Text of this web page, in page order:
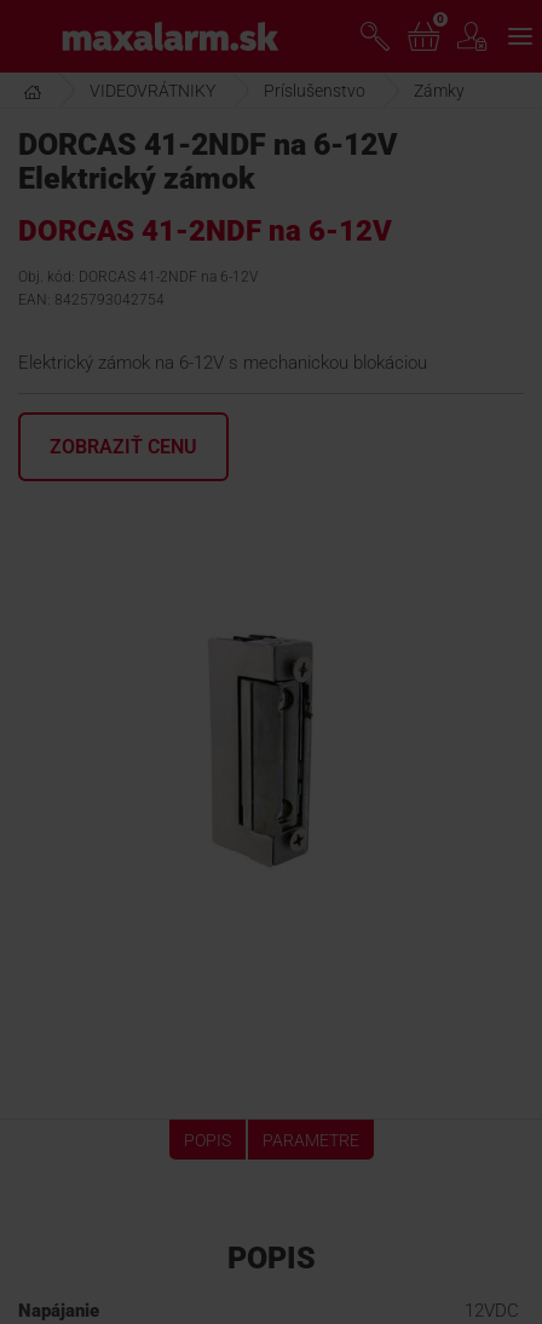
hlavnému
obsahu
www.maxalarm.sk
AKCIA MESIACA
PRODUKTY
SPOLOČNOSŤ
0
VIDEOVRÁTNIKY Príslušenstvo Zámky
DORCAS 41-2NDF na 6-12V
Elektrický zámok
DORCAS 41-2NDF na 6-12V
Obj. kód: DORCAS 41-2NDF na 6-12V
EAN: 8425793042754
Elektrický zámok na 6-12V s mechanickou blokáciou
ZOBRAZIŤ CENU
POPIS PARAMETRE
POPIS
Napájanie
12VDC